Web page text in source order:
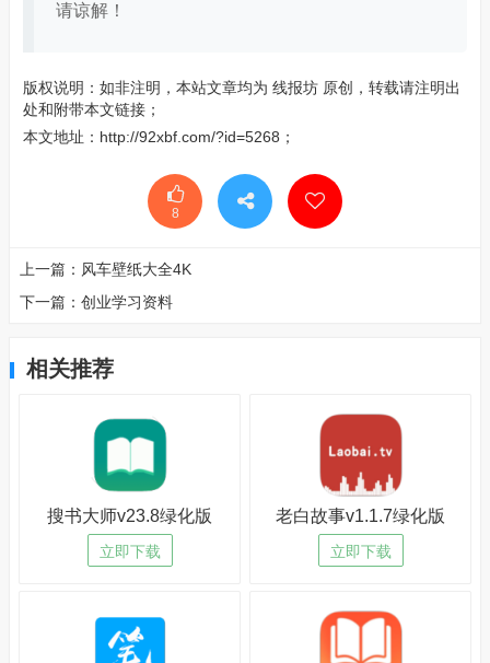
请谅解！
版权说明：如非注明，本站文章均为 线报坊 原创，转载请注明出
处和附带本文链接；
本文地址： http://92xbf.com/?id=5268 ；
8
上一篇： 风车壁纸大全4K
下一篇： 创业学习资料
相关推荐
搜书大师v23.8绿化版
立即下载
老白故事v1.1.7绿化版
立即下载